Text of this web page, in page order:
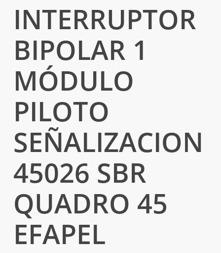
INTERRUPTOR
BIPOLAR 1
MÓDULO
PILOTO
SEÑALIZACION
45026 SBR
QUADRO 45
EFAPEL